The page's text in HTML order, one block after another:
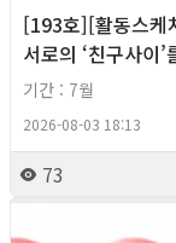
[193호][활동스케
서로의 ‘친구사이
기간 : 7월
2026-08-03 18:13
73